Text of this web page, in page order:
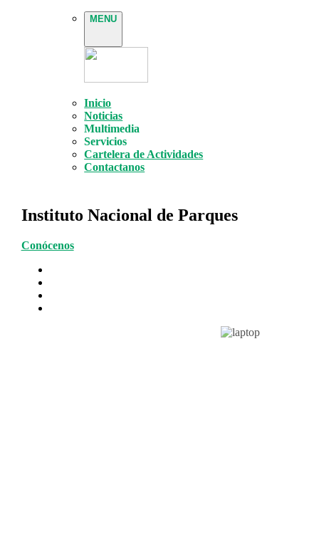
MENU
Inicio
Noticias
Multimedia
Servicios
Cartelera de Actividades
Contactanos
Instituto Nacional de Parques
Conócenos